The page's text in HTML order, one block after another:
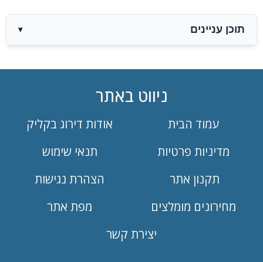
תוכן עניינים ▾
ניווט באתר
עמוד הבית
אודות דירוג בקליק
מדיניות פרטיות
תנאי שימוש
תקנון אתר
הצהרת נגישות
מחירונים מומלצים
מפת אתר
יצירת קשר